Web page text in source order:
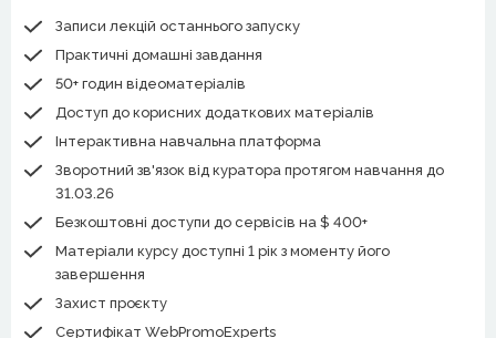
Записи лекцій останнього запуску
Практичні домашні завдання
50+ годин відеоматеріалів
Доступ до корисних додаткових матеріалів
Інтерактивна навчальна платформа
Зворотний зв'язок від куратора протягом навчання до
31.03.26
Безкоштовні доступи до сервісів на $ 400+
Матеріали курсу доступні 1 рік з моменту його
завершення
Захист проєкту
Сертифікат WebPromoExperts